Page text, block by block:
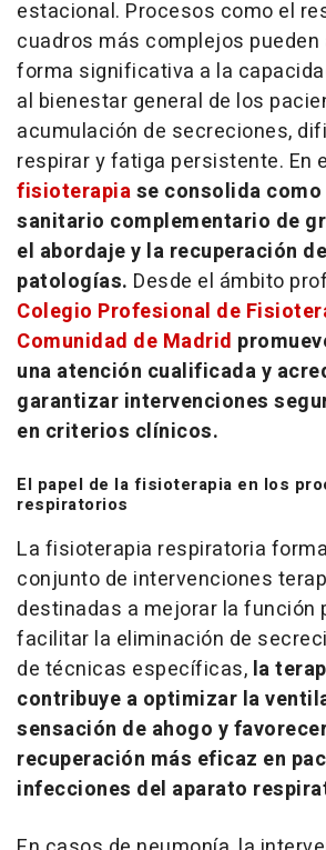
estacional. Procesos como el
cuadros más complejos
forma significativa a la
al bienestar general de los
acumulación de secreciones,
respirar y fatiga persistente. En
fisioterapiase consolida
sanitario complementario de
el abordaje y la recuperación
patologías. Desde el ámbito
Colegio Profesional de
Comunidad de Madrid
una atención cualificada y
garantizar intervenciones
en criterios clínicos.
El papel de la fisioterapia en los
respiratorios
La fisioterapia respiratoria
conjunto de intervenciones
destinadas a mejorar la función
facilitar la eliminación de
de técnicas específicas, la
contribuye a optimizar la
sensación de ahogo y
recuperación más eficaz en
infecciones del aparato